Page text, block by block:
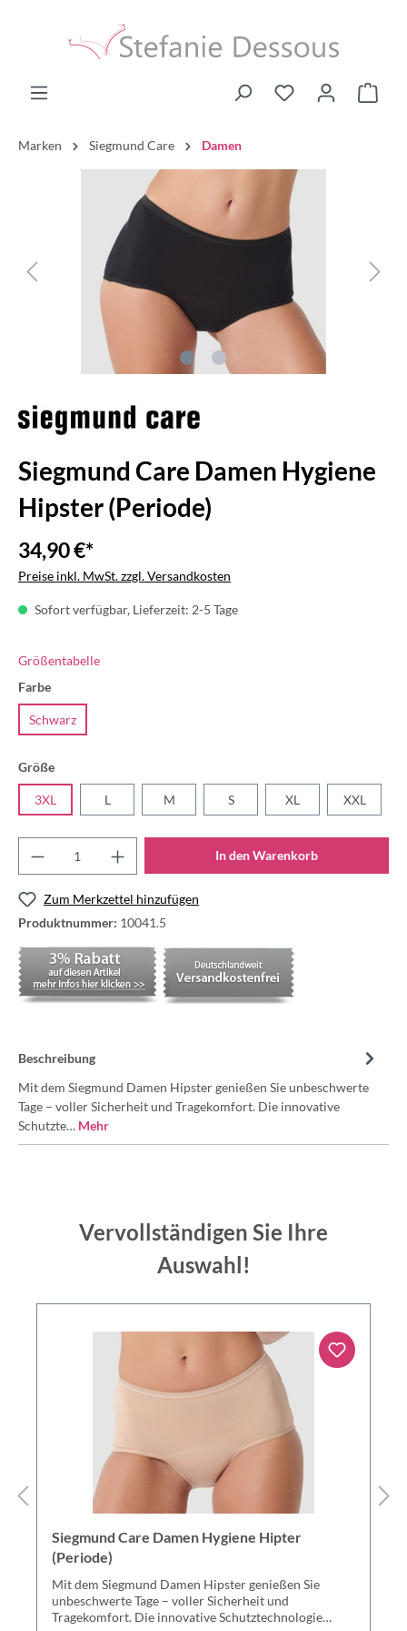
Marken Siegmund Care Damen
Siegmund Care Damen Hygiene
Hipster (Periode)
34,90 €*
Preise inkl. MwSt. zzgl. Versandkosten
Sofort verfügbar, Lieferzeit: 2-5 Tage
Größentabelle
Farbe
Schwarz
Größe
3XL L M S XL XXL
In den Warenkorb
Zum Merkzettel hinzufügen
Produktnummer: 10041.5
Beschreibung
Mit dem Siegmund Damen Hipster genießen Sie unbeschwerte
Tage – voller Sicherheit und Tragekomfort. Die innovative
Schutzte… Mehr
Vervollständigen Sie Ihre
Auswahl!
Siegmund Care Damen Hygiene Hipter
(Periode)
Mit dem Siegmund Damen Hipster genießen Sie
unbeschwerte Tage – voller Sicherheit und
Tragekomfort. Die innovative Schutztechnologie